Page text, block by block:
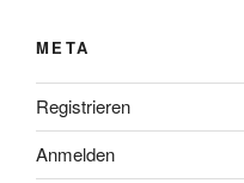
META
Registrieren
Anmelden